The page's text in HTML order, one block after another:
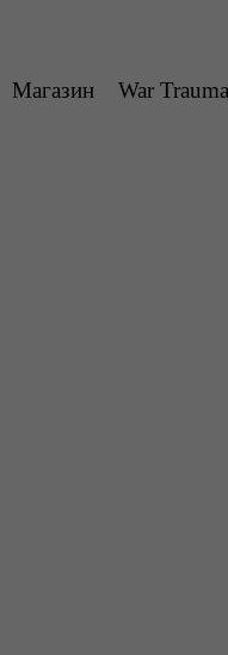
Магазин War